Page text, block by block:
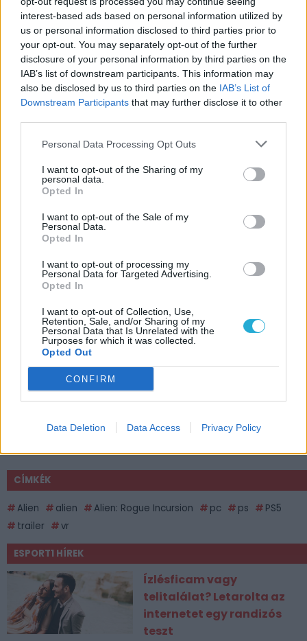
interest-based ads based on personal information utilized by
us or personal information disclosed to third parties prior to
your opt-out. You may separately opt-out of the further
disclosure of your personal information by third parties on the
IAB’s list of downstream participants. This information may
also be disclosed by us to third parties on the IAB’s List of
Downstream Participants that may further disclose it to other
Personal Data Processing Opt Outs
I want to opt-out of the Sharing of my
personal data.
Opted In
I want to opt-out of the Sale of my
Personal Data.
Opted In
I want to opt-out of processing my
Personal Data for Targeted Advertising.
Opted In
I want to opt-out of Collection, Use,
Retention, Sale, and/or Sharing of my
Personal Data that Is Unrelated with the
Purposes for which it was collected.
Opted Out
CONFIRM
Data Deletion Data Access Privacy Policy
CÍMKÉK
Alien alien Alien: Rogue Incursion pc ps
PS5
trailer
vr
ESPORT1 HÍREK
Ízlésficam vagy
telitalálat? Letarolta az
internetet egy randizós
teszt